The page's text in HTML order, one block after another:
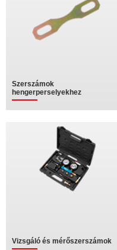
Szerszámok
hengerperselyekhez
Vizsgáló és mérőszerszámok